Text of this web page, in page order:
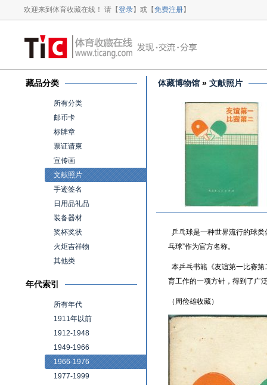
欢迎来到体育收藏在线！ 请【登录】或【免费注册】
藏品分类
所有分类
邮币卡
标牌章
票证请柬
宣传画
文献照片
手迹签名
日用品礼品
装备器材
奖杯奖状
火炬吉祥物
其他类
年代索引
所有年代
1911年以前
1912-1948
1949-1966
1966-1976
1977-1999
体藏博物馆 » 文献照片
乒乓球是一种世界流行的球
乓球”作为官方名称。
本乒乓书籍《友谊第一比赛
育工作的一项方针，得到了广
（周俭雄收藏）